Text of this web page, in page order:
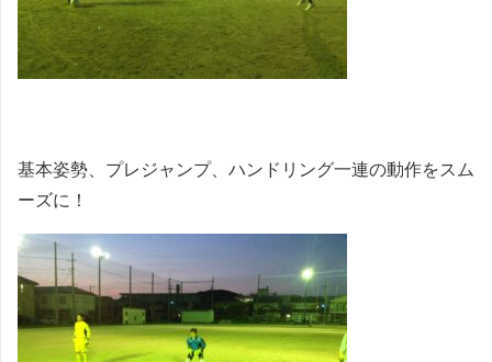
基本姿勢、プレジャンプ、ハンドリング一連の動作をスム
ーズに！